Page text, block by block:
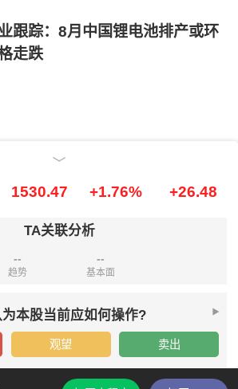
跟踪：8月中国锂电池排产或环
走跌
1530.47 +1.76% +26.48
TA关联分析
--
趋势
--
基本面
本股当前应如何操作?
观望 卖出